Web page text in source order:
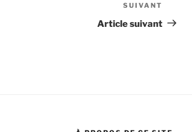
suivant
SUIVANT
Article suivant